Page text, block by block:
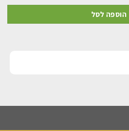
הוספה לסל